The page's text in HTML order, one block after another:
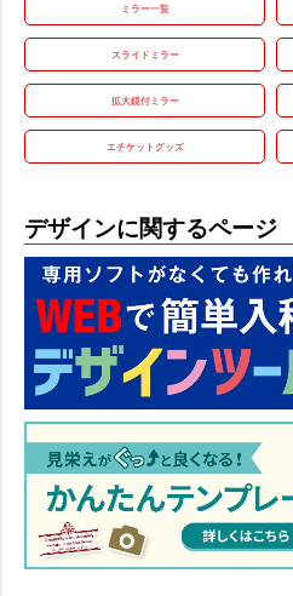
ミラー一覧
スライドミラー
拡大鏡付ミラー
エチケットグッズ
デザインに関するページ